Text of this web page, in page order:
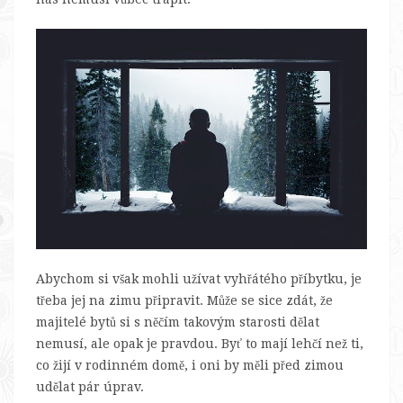
Abychom si však mohli užívat vyhřátého příbytku, je
třeba jej na zimu připravit. Může se sice zdát, že
majitelé bytů si s něčím takovým starosti dělat
nemusí, ale opak je pravdou. Byť to mají lehčí než ti,
co žijí v rodinném domě, i oni by měli před zimou
udělat pár úprav.